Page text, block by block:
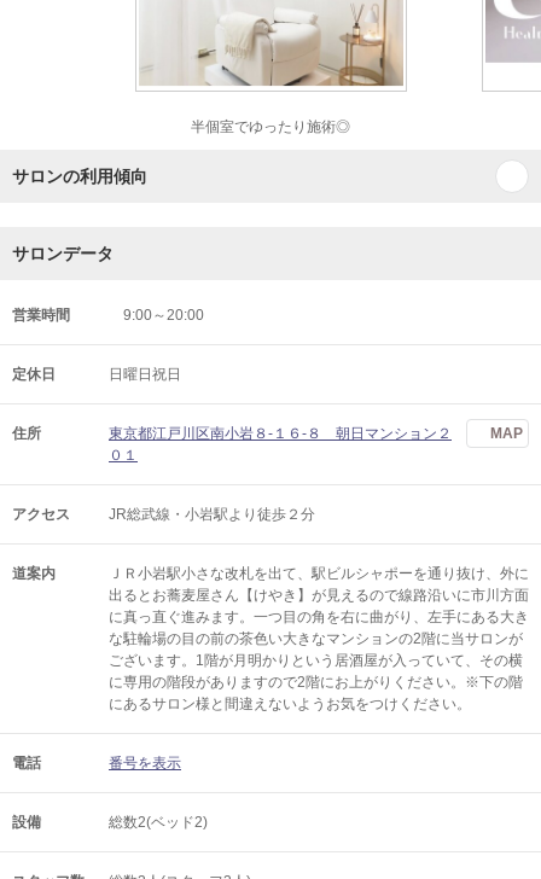
半個室でゆったり施術◎
サロンの利用傾向
サロンデータ
営業時間 9:00～20:00
定休日 日曜日祝日
住所
東京都江戸川区南小岩８-１６-８ 朝日マンション２
０１
MAP
アクセス JR総武線・小岩駅より徒歩２分
道案内
ＪＲ小岩駅小さな改札を出て、駅ビルシャポーを通り抜け、外に
出るとお蕎麦屋さん【けやき】が見えるので線路沿いに市川方面
に真っ直ぐ進みます。一つ目の角を右に曲がり、左手にある大き
な駐輪場の目の前の茶色い大きなマンションの2階に当サロンが
ございます。1階が月明かりという居酒屋が入っていて、その横
に専用の階段がありますので2階にお上がりください。※下の階
にあるサロン様と間違えないようお気をつけください。
電話 番号を表示
設備 総数2(ベッド2)